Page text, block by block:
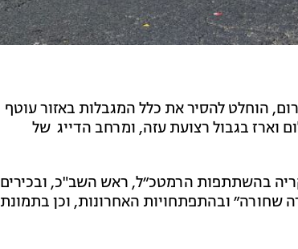
הוחלט להסיר את כלל המגבלות באזור עוטף
וארז בגבול רצועת עזה, ומרחב הדייג של
בהשתתפות הרמטכ״ל, ראש השב"כ, ובכירים
שחורה״ ובהתפתחויות האחרונות, וכן בתמונת